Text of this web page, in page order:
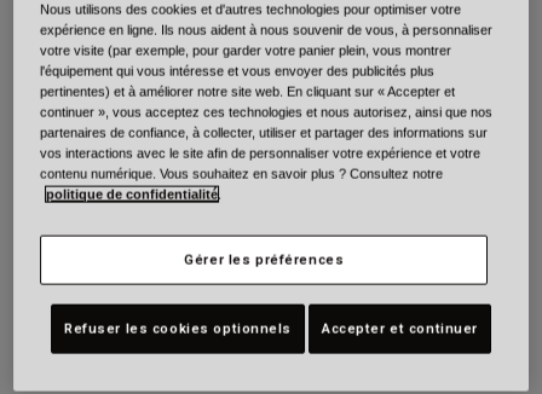
Article n°38127
null
Couleur -
Ajouter au panier
Nous utilisons des cookies et d'autres technologies pour optimiser votre
expérience en ligne. Ils nous aident à nous souvenir de vous, à personnaliser
votre visite (par exemple, pour garder votre panier plein, vous montrer
l'équipement qui vous intéresse et vous envoyer des publicités plus
pertinentes) et à améliorer notre site web. En cliquant sur « Accepter et
continuer », vous acceptez ces technologies et nous autorisez, ainsi que nos
partenaires de confiance, à collecter, utiliser et partager des informations sur
vos interactions avec le site afin de personnaliser votre expérience et votre
contenu numérique. Vous souhaitez en savoir plus ? Consultez notre
politique de confidentialité.
Gérer les préférences
Refuser les cookies optionnels Accepter et continuer